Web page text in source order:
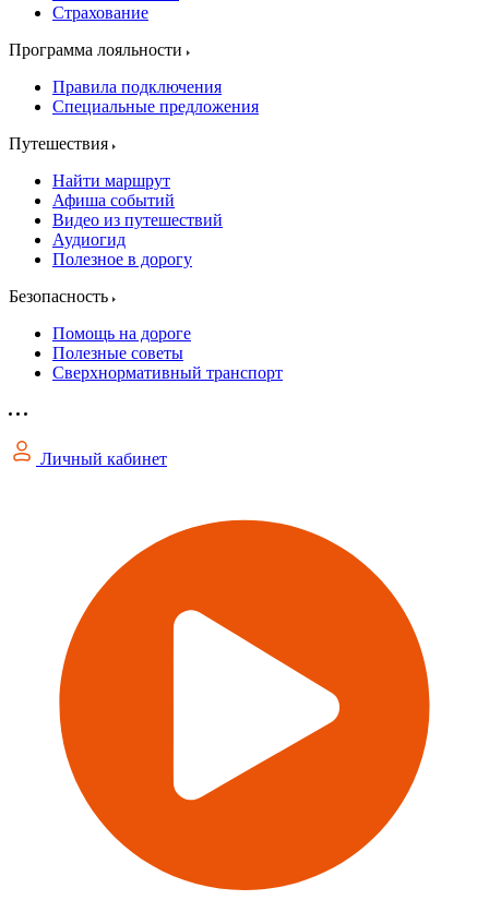
Страхование
Программа лояльности
Правила подключения
Специальные предложения
Путешествия
Найти маршрут
Афиша событий
Видео из путешествий
Аудиогид
Полезное в дорогу
Безопасность
Помощь на дороге
Полезные советы
Сверхнормативный транспорт
Личный кабинет